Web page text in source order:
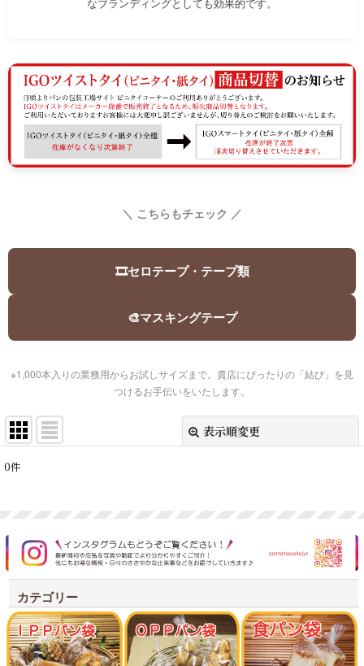
＼ こちらもチェック ／
🎞️セロテープ・テープ類
🎨マスキングテープ
※1,000本入りの業務用からお試しサイズまで。貴店にぴったりの「結び」を見
つけるお手伝いをいたします。
表示順変更
表示数
絞り込む
0件
カテゴリー